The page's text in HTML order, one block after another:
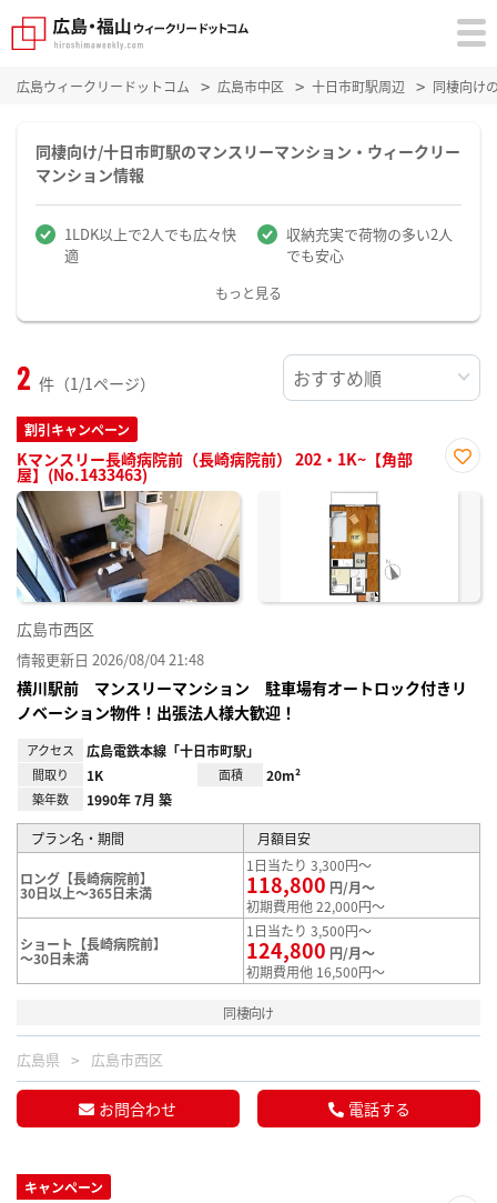
広島ウィークリードットコム 広島市中区 十日市町駅周辺 同棲向け
同棲向け/十日市町駅のマンスリーマンション・ウィークリー
マンション情報
1LDK以上で2人でも広々快
適
収納充実で荷物の多い2人
でも安心
もっと見る
2 件（1/1ページ）
割引キャンペーン
Kマンスリー長崎病院前（長崎病院前） 202・1K~【角部
屋】(No.1433463)
に入
広島市西区
情報更新日 2026/08/04 21:48
横川駅前 マンスリーマンション 駐車場有オートロック付きリ
ノベーション物件！出張法人様大歓迎！
アクセス 広島電鉄本線「十日市町駅」
間取り 1K 面積 20m²
築年数 1990年 7月 築
プラン名・期間 月額目安
ロング【長崎病院前】
30日以上～365日未満
1日当たり 3,300円～
118,800 円/月～
初期費用他 22,000円～
ショート【長崎病院前】
～30日未満
1日当たり 3,500円～
124,800 円/月～
初期費用他 16,500円～
同棲向け
広島県 広島市西区
お問合わせ 電話する
キャンペーン